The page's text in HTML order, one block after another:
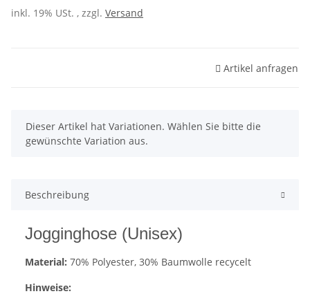
inkl. 19% USt. , zzgl. Versand
Artikel anfragen
x
Dieser Artikel hat Variationen. Wählen Sie bitte die
gewünschte Variation aus.
Beschreibung
Jogginghose (Unisex)
Material: 70% Polyester, 30% Baumwolle recycelt
Hinweise: